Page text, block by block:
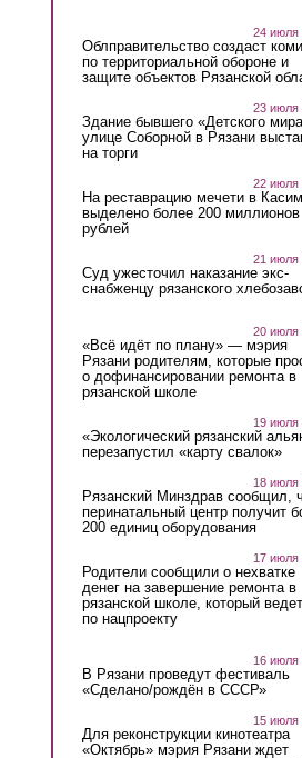
24 июля
Облправительство создаст
по территориальной обороне и
защите объектов Рязанской
23 июля
Здание бывшего «Детского
улице Соборной в Рязани
на торги
22 июля
На реставрацию мечети в
выделено более 200 миллионов
рублей
21 июля
Суд ужесточил наказание экс-
снабженцу рязанского
20 июля
«Всё идёт по плану» — мэрия
Рязани родителям, которые
о дофинансировании ремонта в
рязанской школе
19 июля
«Экологический рязанский
перезапустил «карту свалок»
18 июля
Рязанский Минздрав сообщил,
перинатальный центр получит
200 единиц оборудования
17 июля
Родители сообщили о нехватке
денег на завершение ремонта в
рязанской школе, который
по нацпроекту
16 июля
В Рязани проведут фестиваль
«Сделано/рождён в СССР»
15 июля
Для реконструкции кинотеатра
«Октябрь» мэрия Рязани ждет